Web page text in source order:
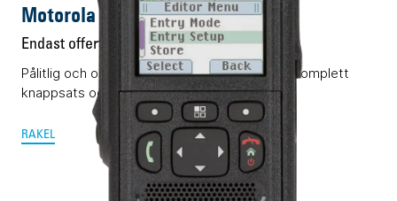
Motorola MTP3550 RAKEL
Endast offert
Pålitlig och okomplicerad Rakelterminal med komplett
knappsats och display.
RAKEL